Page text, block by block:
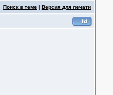
Поиск в теме | Версия для печати